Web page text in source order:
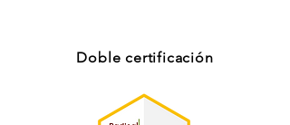
Doble certificación